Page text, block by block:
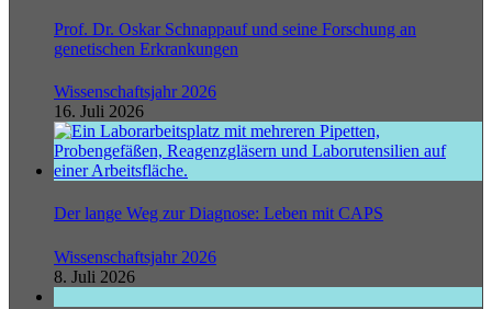
Prof. Dr. Oskar Schnappauf und seine Forschung an
genetischen Erkrankungen
Wissenschaftsjahr 2026
16. Juli 2026
Der lange Weg zur Diagnose: Leben mit CAPS
Wissenschaftsjahr 2026
8. Juli 2026